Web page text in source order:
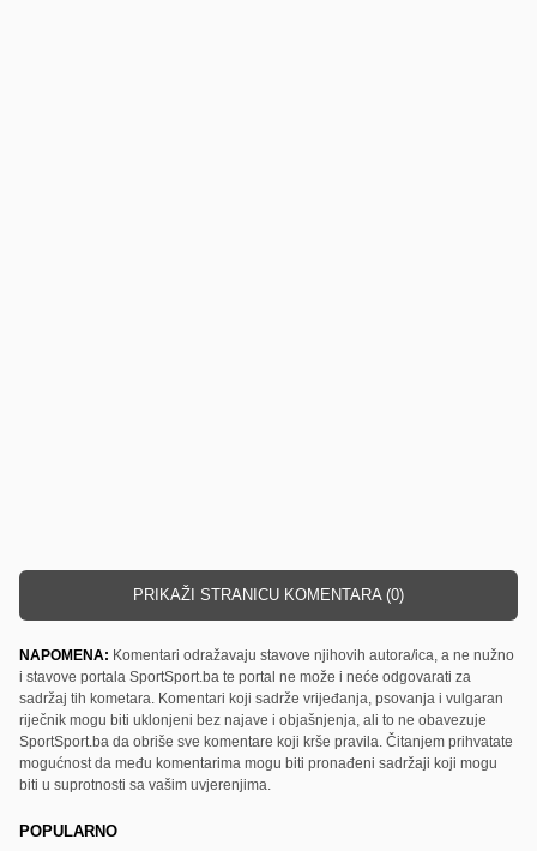
PRIKAŽI STRANICU KOMENTARA (0)
NAPOMENA: Komentari odražavaju stavove njihovih autora/ica, a ne nužno
i stavove portala SportSport.ba te portal ne može i neće odgovarati za
sadržaj tih kometara. Komentari koji sadrže vrijeđanja, psovanja i vulgaran
riječnik mogu biti uklonjeni bez najave i objašnjenja, ali to ne obavezuje
SportSport.ba da obriše sve komentare koji krše pravila. Čitanjem prihvatate
mogućnost da među komentarima mogu biti pronađeni sadržaji koji mogu
biti u suprotnosti sa vašim uvjerenjima.
POPULARNO